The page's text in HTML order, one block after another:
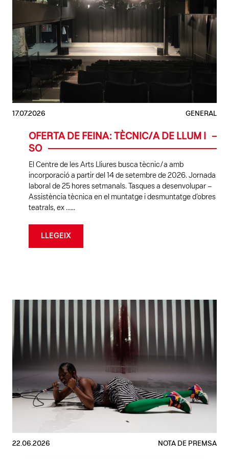
17.07.2026 GENERAL
OFERTA DE FEINA: TÈCNIC/A DE LLUM I
SO
El Centre de les Arts Lliures busca tècnic/a amb
incorporació a partir del 14 de setembre de 2026. Jornada
laboral de 25 hores setmanals. Tasques a desenvolupar –
Assistència tècnica en el muntatge i desmuntatge d’obres
teatrals, ex ......
LLEGEIX
22.06.2026 NOTA DE PREMSA